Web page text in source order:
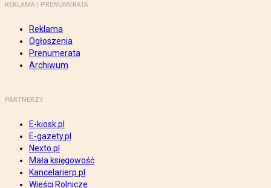
REKLAMA I PRENUMERATA
Reklama
Ogłoszenia
Prenumerata
Archiwum
PARTNERZY
E-kiosk.pl
E-gazety.pl
Nexto.pl
Mała księgowość
Kancelarierp.pl
Wieści Rolnicze